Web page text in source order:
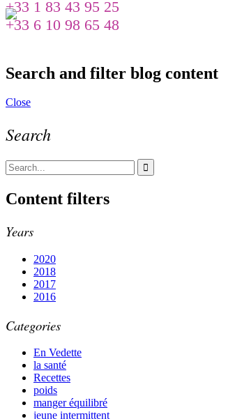
+33 1 83 43 95 25
+33 6 10 98 65 48
Search and filter blog content
Close
Search
Content filters
Years
2020
2018
2017
2016
Categories
En Vedette
la santé
Recettes
poids
manger équilibré
jeune intermittent